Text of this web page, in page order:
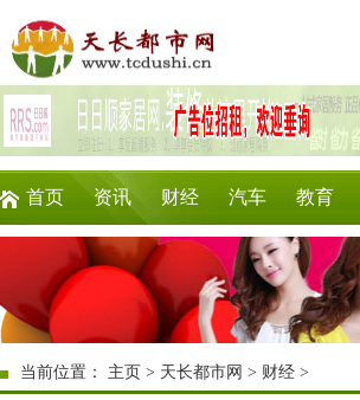
首页 资讯 财经 汽车 教育
游戏 美食 商讯 时尚
当前位置： 主页 > 天长都市网 > 财经 >